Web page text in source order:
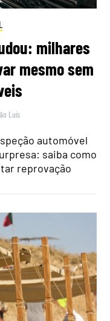
milhares
mesmo sem
Luís
automóvel
saiba como
reprovação